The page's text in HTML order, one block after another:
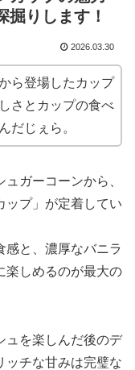
掘りします！
2026.03.30
ら登場したカップ
さとカップの食べ
だじぇら。
ガーコーンから、
ップ」が定着してい
感と、濃厚なバニラ
楽しめるのが最大の
ュを楽しんだ後のデ
ッチな甘みは完璧な